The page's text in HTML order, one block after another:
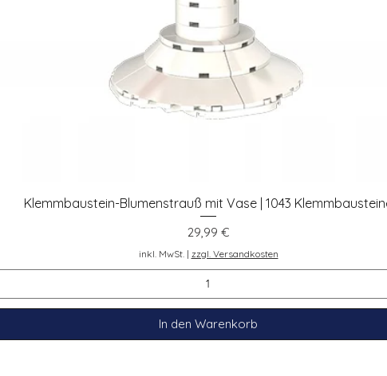
Schnellansicht
Klemmbaustein-Blumenstrauß mit Vase | 1043
Preis
29,99 €
inkl. MwSt. | zzgl. Versandkosten
In den Warenkorb